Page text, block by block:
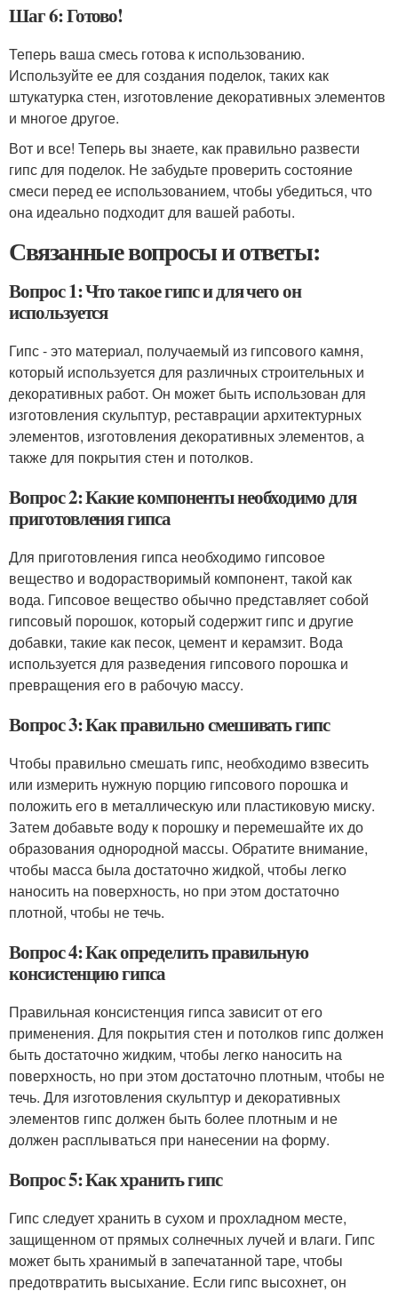
Шаг 6: Готово!
Теперь ваша смесь готова к использованию.
Используйте ее для создания поделок, таких как
штукатурка стен, изготовление декоративных элементов
и многое другое.
Вот и все! Теперь вы знаете, как правильно развести
гипс для поделок. Не забудьте проверить состояние
смеси перед ее использованием, чтобы убедиться, что
она идеально подходит для вашей работы.
Связанные вопросы и ответы:
Вопрос 1: Что такое гипс и для чего он
используется
Гипс - это материал, получаемый из гипсового камня,
который используется для различных строительных и
декоративных работ. Он может быть использован для
изготовления скульптур, реставрации архитектурных
элементов, изготовления декоративных элементов, а
также для покрытия стен и потолков.
Вопрос 2: Какие компоненты необходимо для
приготовления гипса
Для приготовления гипса необходимо гипсовое
вещество и водорастворимый компонент, такой как
вода. Гипсовое вещество обычно представляет собой
гипсовый порошок, который содержит гипс и другие
добавки, такие как песок, цемент и керамзит. Вода
используется для разведения гипсового порошка и
превращения его в рабочую массу.
Вопрос 3: Как правильно смешивать гипс
Чтобы правильно смешать гипс, необходимо взвесить
или измерить нужную порцию гипсового порошка и
положить его в металлическую или пластиковую миску.
Затем добавьте воду к порошку и перемешайте их до
образования однородной массы. Обратите внимание,
чтобы масса была достаточно жидкой, чтобы легко
наносить на поверхность, но при этом достаточно
плотной, чтобы не течь.
Вопрос 4: Как определить правильную
консистенцию гипса
Правильная консистенция гипса зависит от его
применения. Для покрытия стен и потолков гипс должен
быть достаточно жидким, чтобы легко наносить на
поверхность, но при этом достаточно плотным, чтобы не
течь. Для изготовления скульптур и декоративных
элементов гипс должен быть более плотным и не
должен расплываться при нанесении на форму.
Вопрос 5: Как хранить гипс
Гипс следует хранить в сухом и прохладном месте,
защищенном от прямых солнечных лучей и влаги. Гипс
может быть хранимый в запечатанной таре, чтобы
предотвратить высыхание. Если гипс высохнет, он